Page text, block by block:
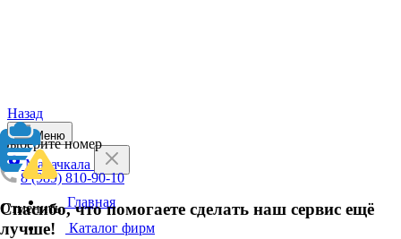
Назад
Выберите номер
8 (989) 810-90-10
Отменить
Спасибо, что помогаете сделать наш сервис ещё
лучше!
Меню
Махачкала
Главная
Каталог фирм